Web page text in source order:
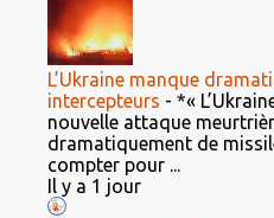
L’Ukraine manque
intercepteurs - *«
nouvelle attaque
dramatiquement de
compter pour ...
Il y a 1 jour